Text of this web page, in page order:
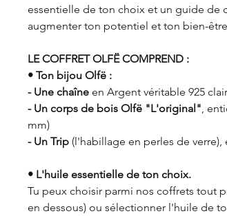
essentielle de ton choix et un guide de
augmenter ton potentiel et ton bien-
LE COFFRET OLFË COMPREND :
• Ton bijou Olfë :
- Une chaîne en Argent véritable 925
- Un corps de bois Olfë "L'original" ,
mm)
- Un Trip (l'habillage en perles de
• L'huile essentielle de ton choix.
Tu peux choisir parmi nos coffrets tout
en dessous) ou sélectionner l'huile de